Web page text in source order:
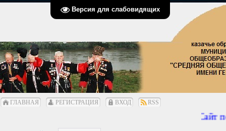
Версия для слабовидящих
ГЛАВНАЯ РЕГИСТРАЦИЯ ВХОД RSS
Сайт